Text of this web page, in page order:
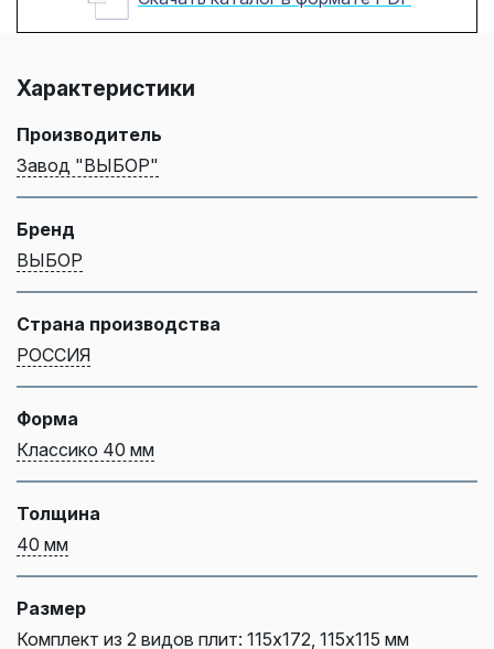
Характеристики
Производитель
Завод "ВЫБОР"
Бренд
ВЫБОР
Страна производства
РОССИЯ
Форма
Классико 40 мм
Толщина
40 мм
Размер
Комплект из 2 видов плит: 115х172, 115х115 мм